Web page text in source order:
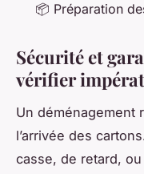
📦 Préparation
Sécurité et
vérifier
Un déménagement
l’arrivée des
casse, de retard,